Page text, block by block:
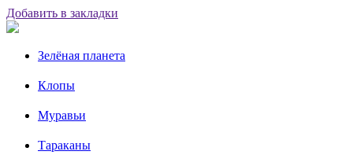
Добавить в закладки
Зелёная планета
Клопы
Муравьи
Тараканы